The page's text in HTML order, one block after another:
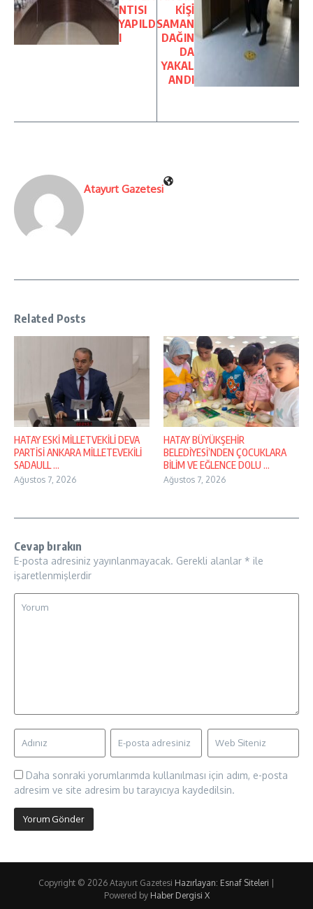
NTISI
YAPILD
I
KİŞİ
SAMAN
DAĞIN
DA
YAKAL
ANDI
Atayurt Gazetesi
Related Posts
HATAY ESKİ MİLLETVEKİLİ DEVA
PARTİSİ ANKARA MİLLETEVEKİLİ
SADAULL ...
Ağustos 7, 2026
HATAY BÜYÜKŞEHİR
BELEDİYESİ’NDEN ÇOCUKLARA
BİLİM VE EĞLENCE DOLU ...
Ağustos 7, 2026
Cevap bırakın
E-posta adresiniz yayınlanmayacak. Gerekli alanlar * ile
işaretlenmişlerdir
Daha sonraki yorumlarımda kullanılması için adım, e-posta
adresim ve site adresim bu tarayıcıya kaydedilsin.
Copyright © 2026 Atayurt Gazetesi Hazırlayan: Esnaf Siteleri |
Powered by Haber Dergisi X